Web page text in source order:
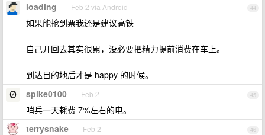
44
loading Feb 2 via Android
如果能抢到票我还是建议高铁
自己开回去其实很累，没必要把精力提前消费在车上。
到达目的地后才是 happy 的时候。
45
spike0100 Feb 2
哨兵一天耗费 7%左右的电。
46
terrysnake Feb 2